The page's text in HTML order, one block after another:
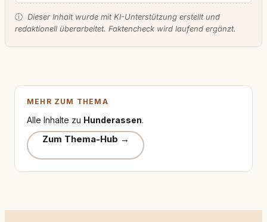
ⓘ Dieser Inhalt wurde mit KI-Unterstützung erstellt und
redaktionell überarbeitet. Faktencheck wird laufend ergänzt.
MEHR ZUM THEMA
Alle Inhalte zu Hunderassen.
Zum Thema-Hub →